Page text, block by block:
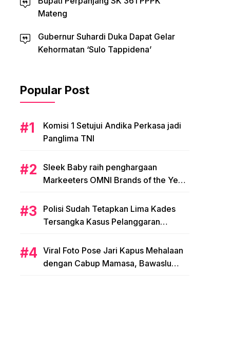
Mateng
Gubernur Suhardi Duka Dapat Gelar
Kehormatan ‘Sulo Tappidena’
Popular Post
Komisi 1 Setujui Andika Perkasa jadi
Panglima TNI
Sleek Baby raih penghargaan
Markeeters OMNI Brands of the Year
Polisi Sudah Tetapkan Lima Kades
Tersangka Kasus Pelanggaran
Viral Foto Pose Jari Kapus Mehalaan
dengan Cabup Mamasa, Bawaslu